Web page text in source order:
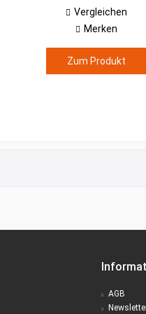
Vergleichen
Merken
Zum Produkt
AGB